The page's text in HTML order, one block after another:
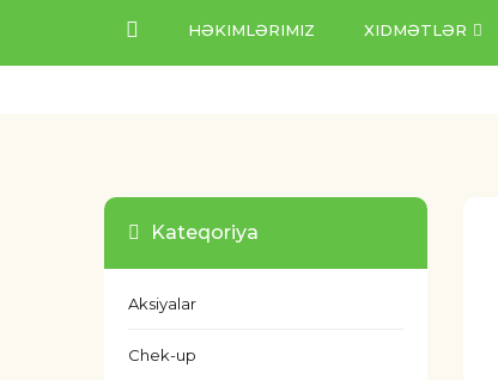
HƏKIMLƏRIMIZ XIDMƏTLƏR
Kateqoriya
Aksiyalar
Chek-up